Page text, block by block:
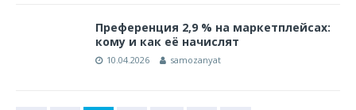
Преференция 2,9 % на маркетплейсах:
кому и как её начислят
10.04.2026 samozanyat